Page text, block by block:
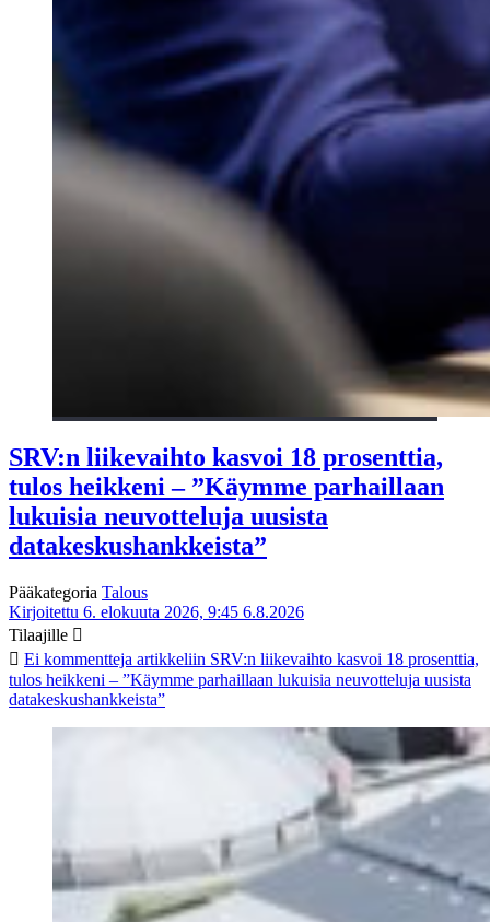
SRV:n liikevaihto kasvoi 18 prosenttia,
tulos heikkeni – ”Käymme parhaillaan
lukuisia neuvotteluja uusista
datakeskushankkeista”
Pääkategoria Talous
Kirjoitettu 6. elokuuta 2026, 9:45 6.8.2026
Tilaajille
Ei kommentteja artikkeliin SRV:n liikevaihto kasvoi 18 prosenttia,
tulos heikkeni – ”Käymme parhaillaan lukuisia neuvotteluja uusista
datakeskushankkeista”